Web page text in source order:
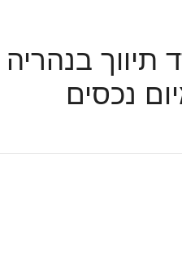
תיווך בנהריה
נכסים